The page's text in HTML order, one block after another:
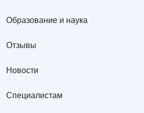
Образование и наука
Отзывы
Новости
Специалистам